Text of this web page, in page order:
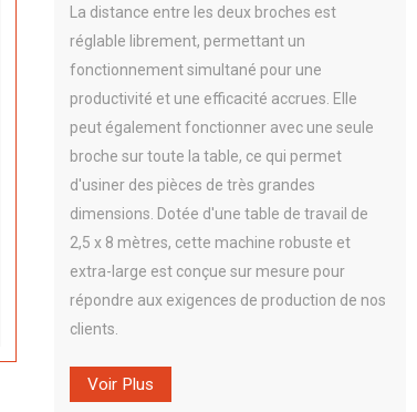
La distance entre les deux broches est
réglable librement, permettant un
fonctionnement simultané pour une
productivité et une efficacité accrues. Elle
peut également fonctionner avec une seule
broche sur toute la table, ce qui permet
d'usiner des pièces de très grandes
dimensions. Dotée d'une table de travail de
2,5 x 8 mètres, cette machine robuste et
extra-large est conçue sur mesure pour
répondre aux exigences de production de nos
clients.
Voir Plus